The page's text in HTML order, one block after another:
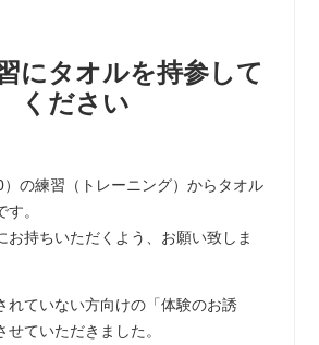
にタオルを持参して
ください
の練習（トレーニング）からタオル
。
お持ちいただくよう、お願い致しま
れていない方向けの「体験のお誘
せていただきました。